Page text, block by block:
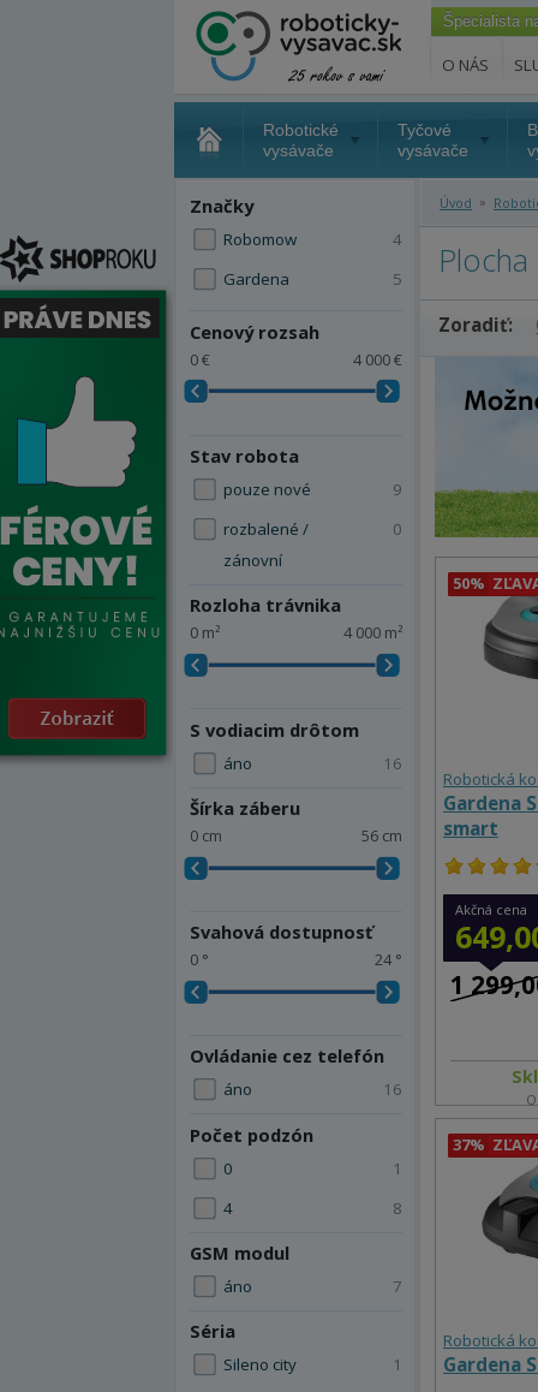
Špecialista
O NÁS
Robotické
vysávače
Tyčové
vysávače
Značky
Robomow
4
Gardena
5
Cenový rozsah
0 € 4 000 €
Stav robota
pouze nové
9
rozbalené /
zánovní
0
Rozloha trávnika
0 m² 4 000 m²
S vodiacim drôtom
áno 16
Šírka záberu
0 cm 56 cm
Svahová dostupnosť
0 ° 24 °
Ovládanie cez telefón
áno 16
Počet podzón
0
1
4
8
GSM modul
áno 7
Séria
Sileno city
1
Úvod »
Zoradiť:
50%
Robotická
Gardena
smart
Akčná cena
1
37%
Robotická
Gardena